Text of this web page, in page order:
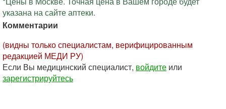
указана на сайте аптеки.
Комментарии
(видны только специалистам, верифицированным
редакцией МЕДИ РУ)
Если Вы медицинский специалист, войдите или
зарегистрируйтесь